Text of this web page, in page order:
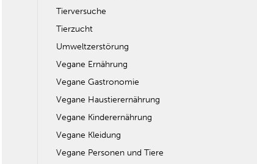
Tierversuche
Tierzucht
Umweltzerstörung
Vegane Ernährung
Vegane Gastronomie
Vegane Haustierernährung
Vegane Kinderernährung
Vegane Kleidung
Vegane Personen und Tiere